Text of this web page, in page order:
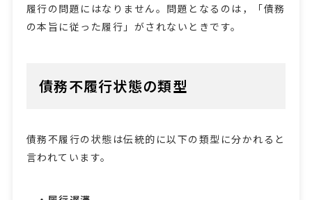
履行の問題にはなりません。問題となるのは，「債務
の本旨に従った履行」がされないときです。
債務不履行状態の類型
債務不履行の状態は伝統的に以下の類型に分かれると
言われています。